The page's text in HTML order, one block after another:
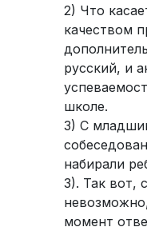
2) Что
качеством
русский, и
школе.
3) С
набирали
3). Так вот,
момент